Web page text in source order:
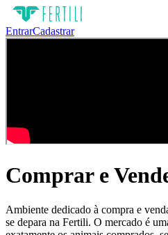
EntrarCadastrar
Comprar e
Ambiente dedicado à compra e
se depara na Fertili. O mercado é